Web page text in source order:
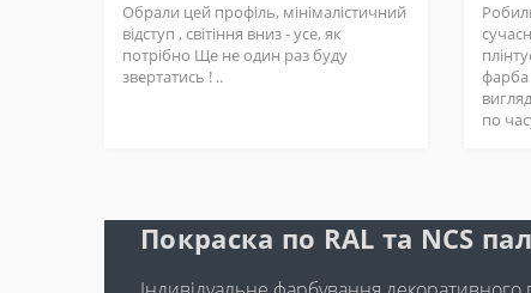
Обрали цей профіль, мінімалістичний
відступ , світіння вниз - усе, як
потрібно Ще не один раз буду
звертатись ! ..
по
Покраска по RAL та NCS